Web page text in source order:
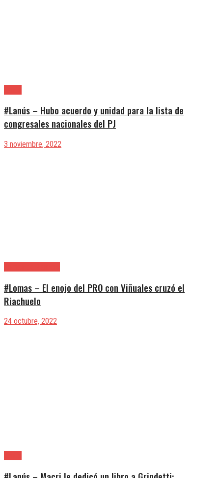
#Lanús – Hubo acuerdo y unidad para la lista de
congresales nacionales del PJ
3 noviembre, 2022
#Lomas – El enojo del PRO con Viñuales cruzó el
Riachuelo
24 octubre, 2022